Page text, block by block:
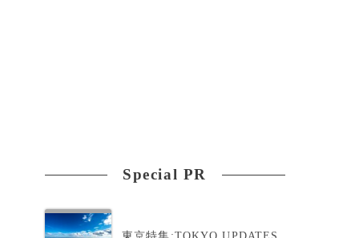
Special PR
東京特集:TOKYO UPDATES